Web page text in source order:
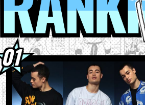
2026.08.04
ウィークリー☆キャラクタ
目は『ドラゴンボール超
2026.08.04
最強ジャンプ9月号大好評
ボールSD』の表紙が目印
2026.08.03
【8月3日（月）】「